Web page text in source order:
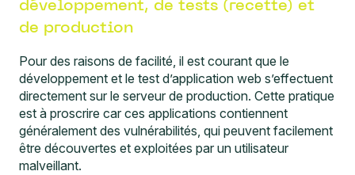
développement, de tests (recette) et
de production
Pour des raisons de facilité, il est courant que le
développement et le test d’application web s’effectuent
directement sur le serveur de production. Cette pratique
est à proscrire car ces applications contiennent
généralement des vulnérabilités, qui peuvent facilement
être découvertes et exploitées par un utilisateur
malveillant.